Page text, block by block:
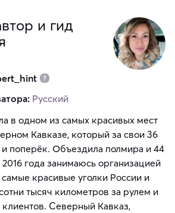
и гид
Русский
в одном из самых красивых мест
Кавказе, который за свои 36
и поперёк. Объездила полмира и 44
года занимаюсь организацией
красивые уголки России и
тысяч километров за рулем и
Северный Кавказ,